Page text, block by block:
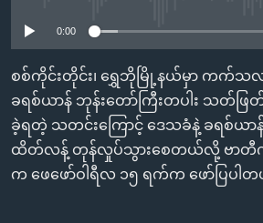
စာမျက်နှာ
သို့
ကျော်
ကြည့်
ရန်
ဗွီအိုအေ လူမှုကွန်ယက်များ
0:00
စစ်ကိုင်းတိုင်း၊ ရွှေဘိုမြို့နယ်မှာ ကက်သ
ခရစ်ယာန် ဘုန်းတော်ကြီးတပါး သတ်ဖြ
ခဲ့ရတဲ့ သတင်းကြောင့် ဒေသခံနဲ့ ခရစ်ယာ
ထိတ်လန့် တုန်လှုပ်သွားစေတယ်လို့ ဗာတီက
က ဖေဖော်ဝါရီလ ၁၅ ရက်က ဖော်ပြပါ